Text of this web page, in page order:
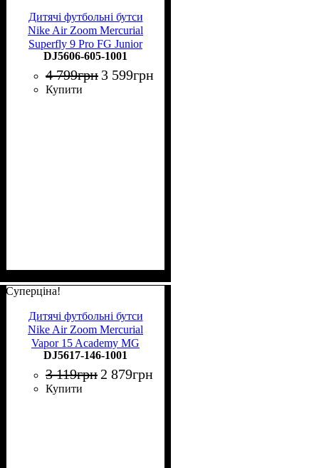
Дитячі футбольні бутси
Nike Air Zoom Mercurial
Superfly 9 Pro FG Junior
DJ5606-605
DJ5606-605-1001
4 799грн 3 599грн
Купити
Суперціна!
Дитячі футбольні бутси
Nike Air Zoom Mercurial
Vapor 15 Academy MG
Junior DJ5617-146
DJ5617-146-1001
3 119грн 2 879грн
Купити